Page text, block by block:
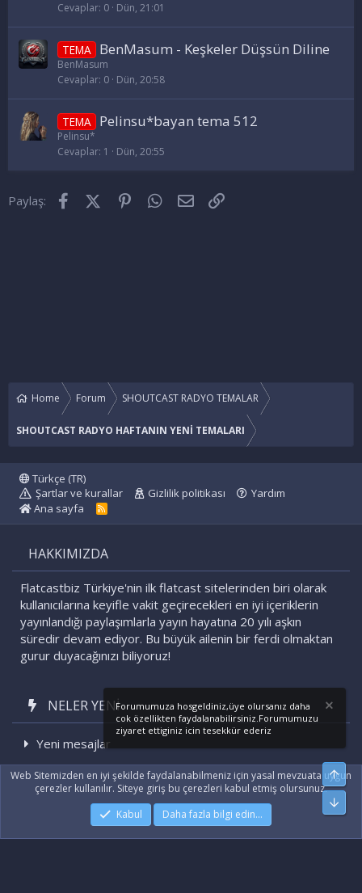
Cevaplar 0 Dün, 21:01
TEMA BenMasum - Keşkeler Düşsün Diline
BenMasum
Cevaplar 0 Dün, 20:58
TEMA Pelinsu*bayan tema 512
Pelinsu*
Cevaplar 1 Dün, 20:55
Paylaş: FacebookX (Twitter)PinterestWhatsApp
E-posta
Home Forum SHOUTCAST RADYO TEMALAR
SHOUTCAST RADYO HAFTANIN YENİ TEMALARI
Türkçe (TR)
Şartlar ve kurallar
Gizlilik politikası
Yardım
Ana sayfa
R
HAKKIMIZDA
Flatcastbiz Türkiye'nin ilk flatcast sitelerinden biri olarak
kullanıcılarına keyifle vakit geçirecekleri en iyi içeriklerin
yayınlandığı paylaşımlarla yayın hayatına 20 yılı aşkın
süredir devam ediyor. Bu büyük ailenin bir ferdi olmaktan
gurur duyacağınızı biliyoruz!
NELER YENI
Yeni mesajlar
Son etkinlikler
© by ©XenTR Xenforo Theme© by ©XenTR
Forumumuza hosgeldiniz,üye olursanız daha
cok özellikten faydalanabilirsiniz.Forumumuzu
ziyaret ettiginiz icin tesekkür ederiz
Web Sitemizden en iyi şekilde faydalanabilmeniz için yasal mevzuata uygun
çerezler kullanılır. Siteye giriş bu çerezleri kabul etmiş olursunuz.
Kabul
Daha fazla bilgi edin…
Üst
Alt